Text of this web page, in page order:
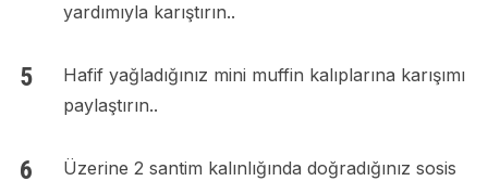
yardımıyla karıştırın..
Hafif yağladığınız mini muffin kalıplarına karışımı
paylaştırın..
Üzerine 2 santim kalınlığında doğradığınız sosis